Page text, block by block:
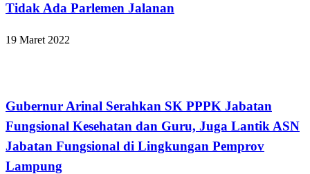
Tidak Ada Parlemen Jalanan
19 Maret 2022
Gubernur Arinal Serahkan SK PPPK Jabatan
Fungsional Kesehatan dan Guru, Juga Lantik ASN
Jabatan Fungsional di Lingkungan Pemprov
Lampung